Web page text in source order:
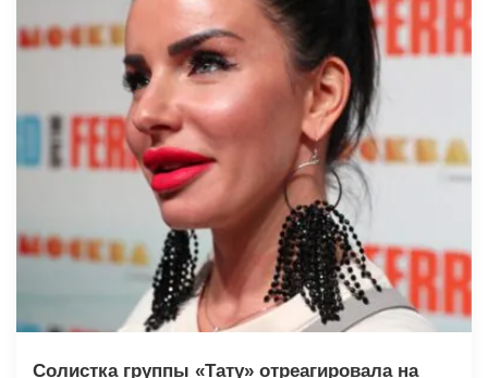
Солистка группы «Тату» отреагировала на